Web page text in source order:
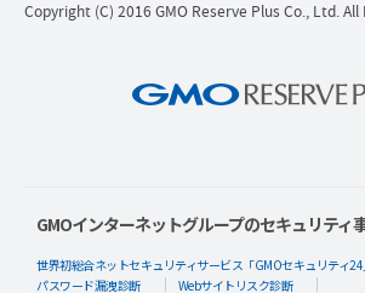
Copyright (C) 2016 GMO Reserve Plus Co., Ltd. All
GMOインターネットグループのセキュリティ
世界初総合ネットセキュリティサービス「GMOセキュリティ24
パスワード漏洩診断
Webサイトリスク診断